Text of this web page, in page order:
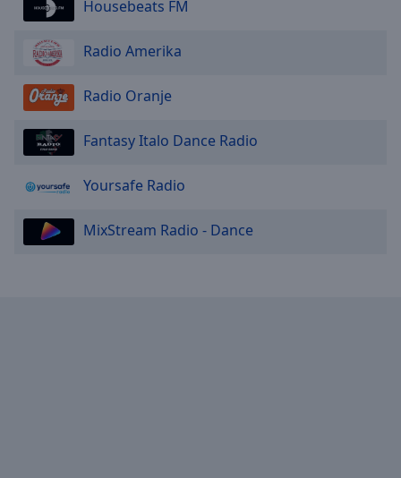
Done
Close
Modal
End
dialog
window.
Housebeats FM
Radio Amerika
Radio Oranje
Fantasy Italo Dance Radio
Yoursafe Radio
MixStream Radio - Dance